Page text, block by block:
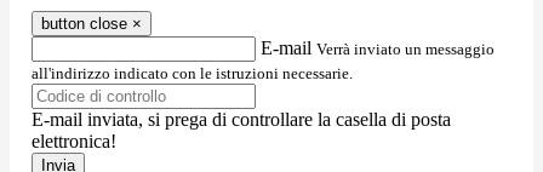
button close ×
E-mail Verrà inviato un messaggio
all'indirizzo indicato con le istruzioni necessarie.
E-mail inviata, si prega di controllare la casella di posta
elettronica!